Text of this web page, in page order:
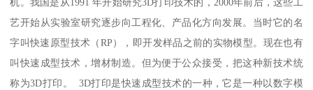
艺开始从实验室研究逐步向工程化、产品化方向发展。当时它的名
字叫快速原型技术（RP），即开发样品之前的实物模型。现在也有
叫快速成型技术，增材制造。但为便于公众接受，把这种新技术统
称为3D打印。 3D打印是快速成型技术的一种，它是一种以数字模